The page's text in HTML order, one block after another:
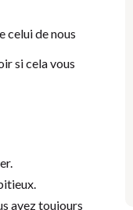
celui de nous
si cela vous
avez toujours